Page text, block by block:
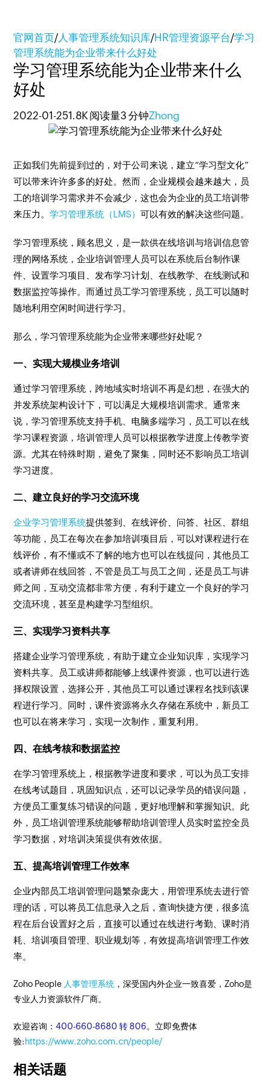
官网首页/人事管理系统知识库/HR管理资源平台/学习
管理系统能为企业带来什么好处
学习管理系统能为企业带来什么
好处
2022-01-251.8K 阅读量3 分钟Zhong
正如我们先前提到过的，对于公司来说，建立“学习型文化”
可以带来许许多多的好处。然而，企业规模会越来越大，员
工的培训学习需求并不会减少，这也会为企业的员工培训带
来压力。学习管理系统（LMS）可以有效的解决这些问题。
学习管理系统，顾名思义，是一款供在线培训与培训信息管
理的网络系统，企业培训管理人员可以在系统后台制作课
件、设置学习项目、发布学习计划、在线教学、在线测试和
数据监控等操作。而通过员工学习管理系统，员工可以随时
随地利用空闲时间进行学习。
那么，学习管理系统能为企业带来哪些好处呢？
一、实现大规模业务培训
通过学习管理系统，跨地域实时培训不再是幻想，在强大的
并发系统架构设计下，可以满足大规模培训需求。通常来
说，学习管理系统支持手机、电脑多端学习，员工可以在线
学习课程资源，培训管理人员可以根据教学进度上传教学资
源。尤其在特殊时期，避免了聚集，同时还不影响员工培训
学习进度。
二、建立良好的学习交流环境
企业学习管理系统提供签到、在线评价、问答、社区、群组
等功能，员工在每次在参加培训项目后，可以对课程进行在
线评价，有不懂或不了解的地方也可以在线提问，其他员工
或者讲师在线回答，不管是员工与员工之间，还是员工与讲
师之间，互动交流都非常方便，有利于建立一个良好的学习
交流环境，甚至是构建学习型组织。
三、实现学习资料共享
搭建企业学习管理系统，有助于建立企业知识库，实现学习
资料共享。员工或讲师都能够上线课件资源，也可以进行选
择权限设置，选择公开，其他员工可以通过课程名找到该课
程进行学习。同时，课件资源将永久存储在系统中，新员工
也可以在将来学习，实现一次制作，重复利用。
四、在线考核和数据监控
在学习管理系统上，根据教学进度和要求，可以为员工安排
在线考试题目，巩固知识点，还可以记录学员的错误问题，
方便员工重复练习错误的问题，更好地理解和掌握知识。此
外，员工培训管理系统能够帮助培训管理人员实时监控全员
学习数据，对培训决策提供有效依据。
五、提高培训管理工作效率
企业内部员工培训管理问题繁杂庞大，用管理系统去进行管
理的话，可以将员工信息录入之后，查询快捷方便，很多流
程在后台设置好之后，直接可以通过在线进行考勤、课时消
耗、培训项目管理、职业规划等，有效提高培训管理工作效
率。
Zoho People 人事管理系统 ，深受国内外企业一致喜爱，Zoho是
专业人力资源软件厂商。
欢迎咨询：400-660-8680 转 806。立即免费体
验:https://www.zoho.com.cn/people/
相关话题